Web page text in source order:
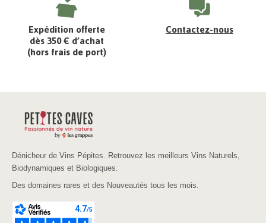
Expédition offerte
dès 350 € d’achat
(hors frais de port)
Contactez-nous
Dénicheur de Vins Pépites. Retrouvez les meilleurs Vins Naturels,
Biodynamiques et Biologiques.
Des domaines rares et des Nouveautés tous les mois.